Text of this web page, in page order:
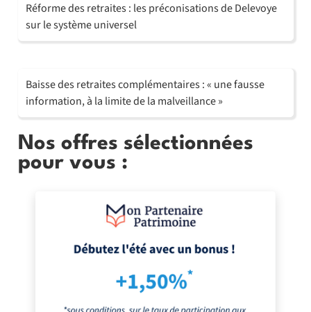
Réforme des retraites : les préconisations de Delevoye
sur le système universel
Baisse des retraites complémentaires : « une fausse
information, à la limite de la malveillance »
Nos offres sélectionnées
pour vous :